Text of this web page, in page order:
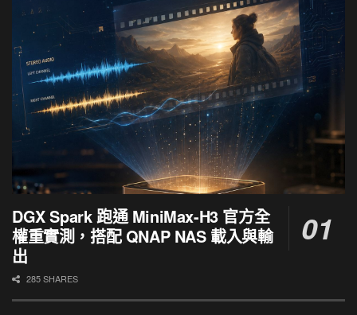
DGX Spark 跑通 MiniMax-H3 官方全
權重實測，搭配 QNAP NAS 載入與輸
出
285 SHARES